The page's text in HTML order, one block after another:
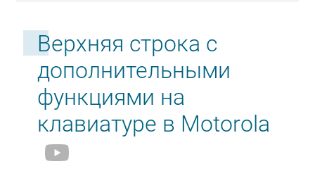
Верхняя строка с
дополнительными
функциями на
клавиатуре в Motorola